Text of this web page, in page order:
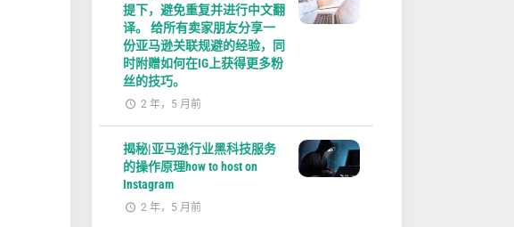
提下，避免重复并进行中文翻
译。 给所有卖家朋友分享一
份亚马逊关联规避的经验，同
时附赠如何在IG上获得更多粉
丝的技巧。
2 年，5 月前
揭秘|亚马逊行业黑科技服务
的操作原理how to host on
Instagram
2 年，5 月前